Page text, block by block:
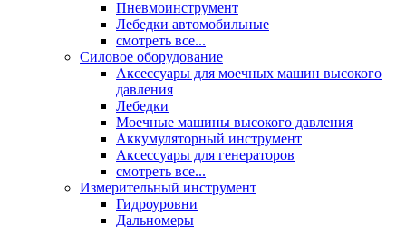
Пневмоинструмент
Лебедки автомобильные
смотреть все...
Силовое оборудование
Аксессуары для моечных машин высокого
давления
Лебедки
Моечные машины высокого давления
Аккумуляторный инструмент
Аксессуары для генераторов
смотреть все...
Измерительный инструмент
Гидроуровни
Дальномеры